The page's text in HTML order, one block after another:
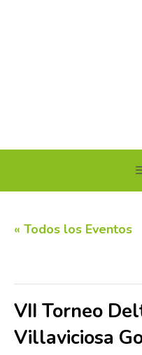
« Todos los Eventos
VII Torneo
Villaviciosa